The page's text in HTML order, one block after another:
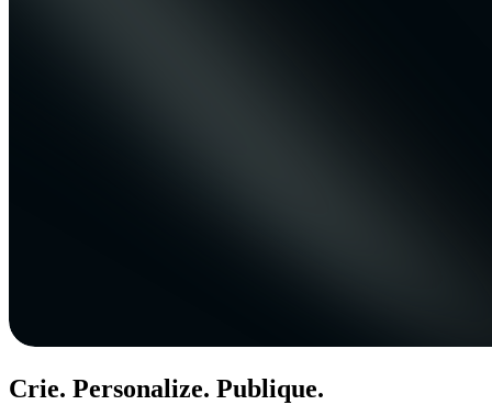
Crie. Personalize. Publique.